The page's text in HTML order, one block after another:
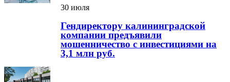
30 июля
Гендиректору калининградской
компании предъявили
мошенничество с инвестициями на
3,1 млн руб.